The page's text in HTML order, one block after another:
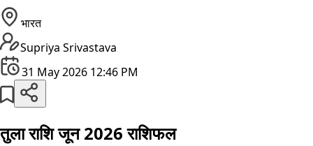
भारत
Supriya Srivastava
31 May 2026 12:46 PM
तुला राशि जून 2026 राशिफल